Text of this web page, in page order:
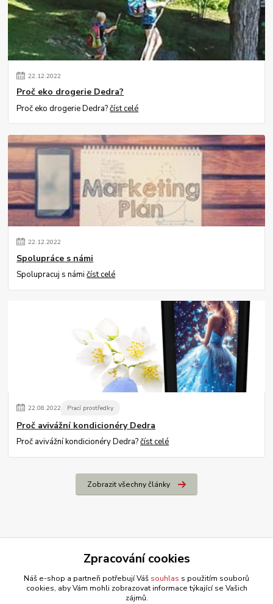
22.12.2022
Proč eko drogerie Dedra?
Proč eko drogerie Dedra?číst celé
22.12.2022
Spolupráce s námi
Spolupracuj s námičíst celé
22.08.2022 Prací prostředky
Proč avivážní kondicionéry Dedra
Proč avivážní kondicionéry Dedra?číst celé
Zobrazit všechny články
Zpracování cookies
Náš e-shop a partneři potřebují Váš souhlas s použitím souborů
cookies, aby Vám mohli zobrazovat informace týkající se Vašich
zájmů.